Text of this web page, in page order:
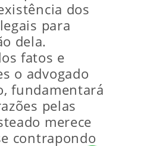
dos
para
dela.
fatos e
o advogado
fundamentará
pelas
merece
contrapondo